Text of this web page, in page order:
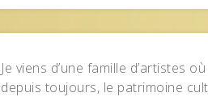
Je viens d’une famille d’artistes
depuis toujours, le patrimoine